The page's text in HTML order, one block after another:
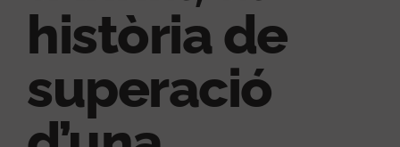
història de
superació